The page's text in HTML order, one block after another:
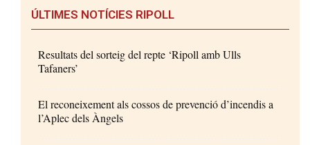
ÚLTIMES NOTÍCIES RIPOLL
Resultats del sorteig del repte ‘Ripoll amb Ulls
Tafaners’
El reconeixement als cossos de prevenció d’incendis a
l’Aplec dels Àngels